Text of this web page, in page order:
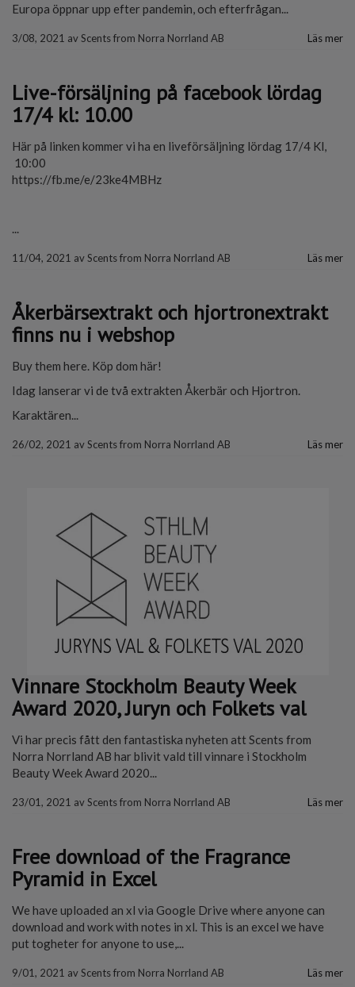
Europa öppnar upp efter pandemin, och efterfrågan...
3/08, 2021 avScents from Norra Norrland AB Läs mer
Live-försäljning på facebook lördag
17/4 kl: 10.00
Här på linken kommer vi ha en liveförsäljning lördag 17/4 Kl,
10:00
https://fb.me/e/23ke4MBHz
11/04, 2021 avScents from Norra Norrland AB Läs mer
Åkerbärsextrakt och hjortronextrakt
finns nu i webshop
Buy them here. Köp dom här!
Idag lanserar vi de två extrakten Åkerbär och Hjortron.
Karaktären...
26/02, 2021 avScents from Norra Norrland AB Läs mer
Vinnare Stockholm Beauty Week
Award 2020, Juryn och Folkets val
Vi har precis fått den fantastiska nyheten att Scents from
Norra Norrland AB har blivit vald till vinnare i Stockholm
Beauty Week Award 2020...
23/01, 2021 avScents from Norra Norrland AB Läs mer
Free download of the Fragrance
Pyramid in Excel
We have uploaded an xl via Google Drive where anyone can
download and work with notes in xl. This is an excel we have
put togheter for anyone to use,...
9/01, 2021 avScents from Norra Norrland AB Läs mer